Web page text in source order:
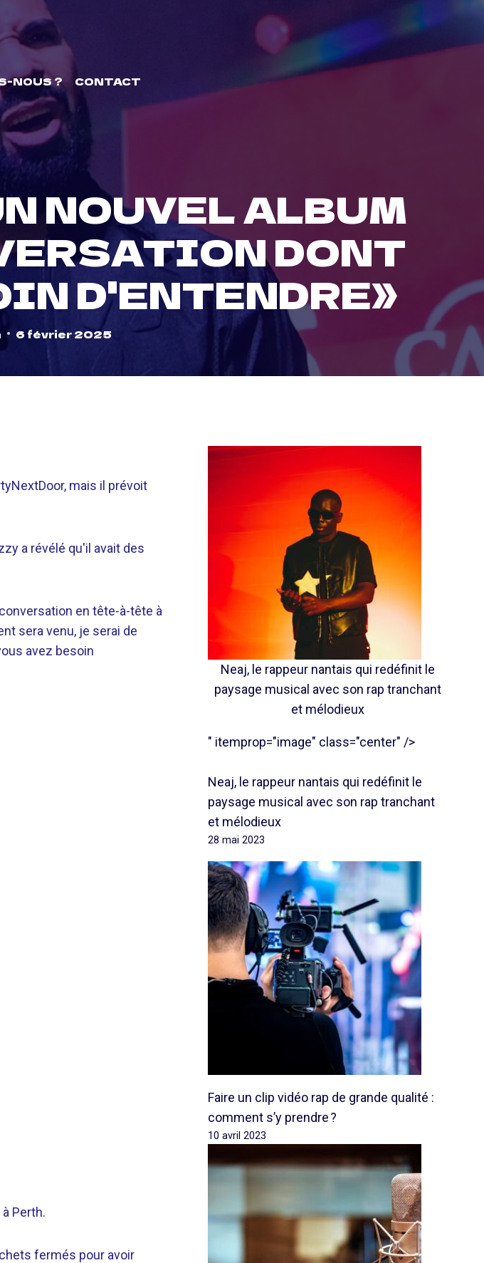
NOUS ? CONTACT
NOUVEL ALBUM
DONT
D'ENTENDRE»
6 février 2025
mais il prévoit
a révélé qu'il avait des
en tête-à-tête à
sera venu, je serai de
avez besoin
Perth.
fermés pour avoir
Neaj, le rappeur nantais qui redéfinit le
paysage musical avec son rap tranchant
et mélodieux
" itemprop="image" class="center" />
Neaj, le rappeur nantais qui redéfinit le
paysage musical avec son rap tranchant
et mélodieux
28 mai 2023
Faire un clip vidéo rap de grande qualité :
comment s’y prendre ?
10 avril 2023